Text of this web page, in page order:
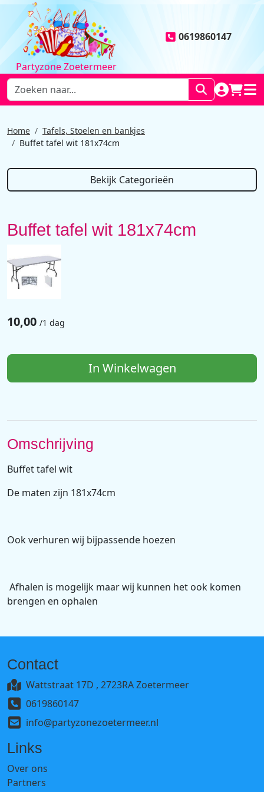
Partyzone Zoetermeer
0619860147
NAAR
Home
Tafels, Stoelen en bankjes
Buffet tafel wit 181x74cm
Bekijk Categorieën
Buffet tafel wit 181x74cm
10,00 /1 dag
In Winkelwagen
Omschrijving
Buffet tafel wit
De maten zijn 181x74cm
Ook verhuren wij bijpassende hoezen
Afhalen is mogelijk maar wij kunnen het ook komen
brengen en ophalen
Contact
Wattstraat 17D , 2723RA Zoetermeer
0619860147
info@partyzonezoetermeer.nl
Links
Over ons
Partners